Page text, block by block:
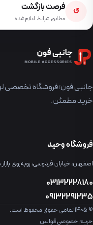
↺ فرصت بازگشت
مطابق شرایط اعلام‌شده
جانبی فون
MOBILE ACCESSORIES
جانبی فون؛ فروشگاه تخصصی
خرید مطمئن.
فروشگاه وحید
اصفهان، خیابان فردوسی، روبه‌روی بازار
03132228180
09132291235
© 1405 تمامی حقوق محفوظ است.
حریم خصوصیقوانین